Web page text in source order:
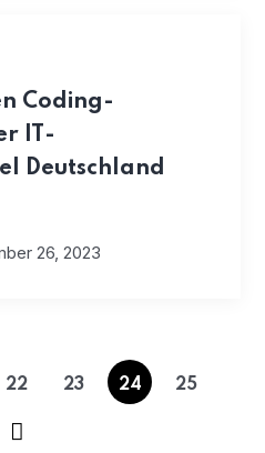
Coding-
IT-
Deutschland
26, 2023
22 23 24 25